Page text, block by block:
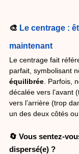
🎨 Le centrage :
maintenant
Le centrage fait
parfait, symbolisant
équilibrée . Parfois,
décalée vers l’avant
vers l’arrière (trop
un des deux côtés
🔄 Vous sentez-
dispersé(e) ?